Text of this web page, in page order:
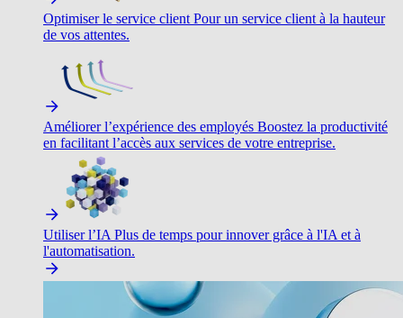
Optimiser le service client Pour un service client à la hauteur
de vos attentes.
Améliorer l’expérience des employés Boostez la productivité
en facilitant l’accès aux services de votre entreprise.
Utiliser l’IA Plus de temps pour innover grâce à l'IA et à
l'automatisation.